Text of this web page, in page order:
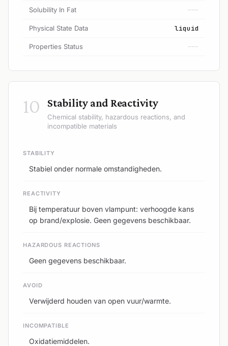
Solubility In Fat ---
Physical State Data liquid
Properties Status ---
10 Stability and Reactivity
Chemical stability, hazardous reactions, and
incompatible materials
STABILITY
Stabiel onder normale omstandigheden.
REACTIVITY
Bij temperatuur boven vlampunt: verhoogde kans
op brand/explosie. Geen gegevens beschikbaar.
HAZARDOUS REACTIONS
Geen gegevens beschikbaar.
AVOID
Verwijderd houden van open vuur/warmte.
INCOMPATIBLE
Oxidatiemiddelen.